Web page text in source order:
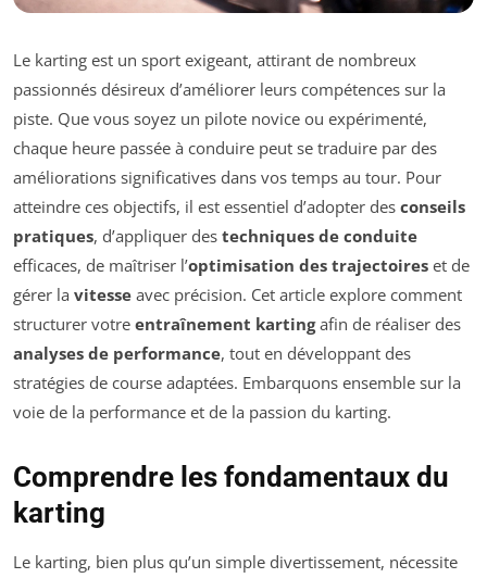
Le karting est un sport exigeant, attirant de nombreux
passionnés désireux d’améliorer leurs compétences sur la
piste. Que vous soyez un pilote novice ou expérimenté,
chaque heure passée à conduire peut se traduire par des
améliorations significatives dans vos temps au tour. Pour
atteindre ces objectifs, il est essentiel d’adopter des conseils
pratiques, d’appliquer des techniques de conduite
efficaces, de maîtriser l’optimisation des trajectoires et de
gérer la vitesse avec précision. Cet article explore comment
structurer votre entraînement kartingafin de réaliser des
analyses de performance, tout en développant des
stratégies de course adaptées. Embarquons ensemble sur la
voie de la performance et de la passion du karting.
Comprendre les fondamentaux du
karting
Le karting, bien plus qu’un simple divertissement, nécessite